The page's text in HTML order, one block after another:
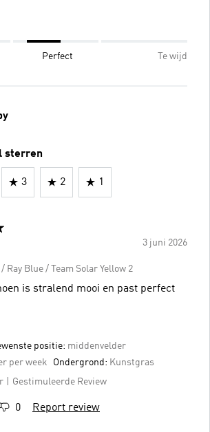
Perfect Te wijd
sterren
3 2 1
3 juni 2026
Ray Blue / Team Solar Yellow 2
is stralend mooi en past perfect
positie: middenvelder
per week Ondergrond: Kunstgras
Gestimuleerde Review
0 Report review